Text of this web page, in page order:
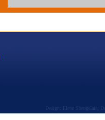
Design: Elene Shengelaia;